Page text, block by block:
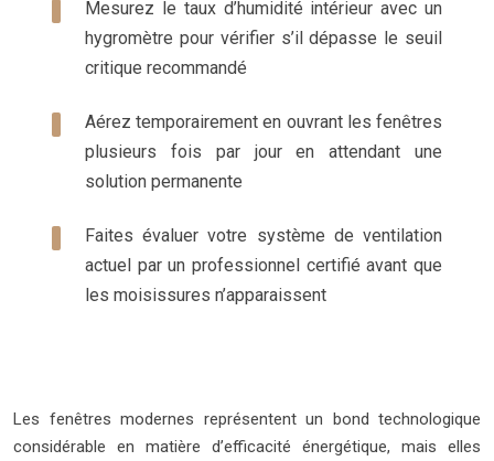
Mesurez le taux d’humidité intérieur avec un
hygromètre pour vérifier s’il dépasse le seuil
critique recommandé
Aérez temporairement en ouvrant les fenêtres
plusieurs fois par jour en attendant une
solution permanente
Faites évaluer votre système de ventilation
actuel par un professionnel certifié avant que
les moisissures n’apparaissent
Les fenêtres modernes représentent un bond technologique
considérable en matière d’efficacité énergétique, mais elles